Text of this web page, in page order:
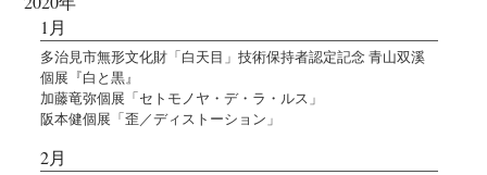
1月
多治見市無形文化財「白天目」技術保持者認定記念 青山双溪
個展『白と黒』
加藤竜弥個展「セトモノヤ・デ・ラ・ルス」
阪本健個展「歪／ディストーション」
2月